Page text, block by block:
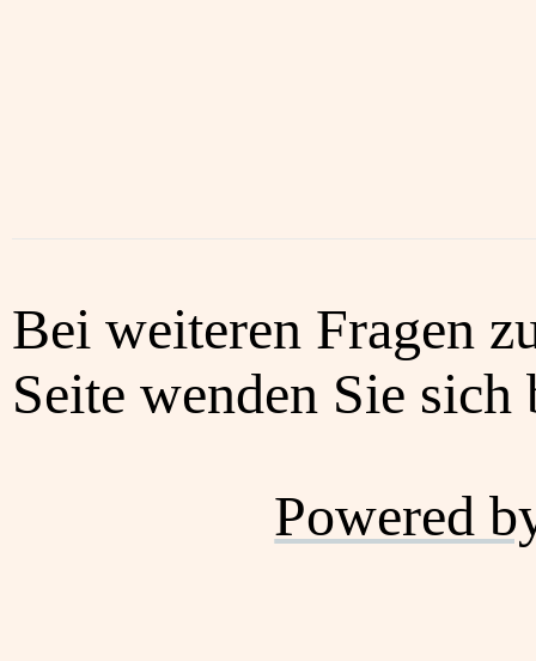
Bei weiteren Fragen
Seite wenden Sie
Powered